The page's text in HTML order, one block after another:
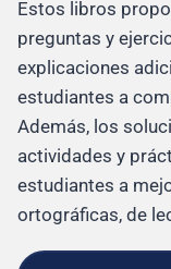
Estos libros
preguntas y
explicaciones
estudiantes a
Además, los
actividades y
estudiantes a
ortográficas, de